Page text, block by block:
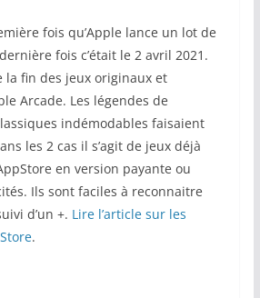
fois qu’Apple lance un lot de
fois c’était le 2 avril 2021.
la fin des jeux originaux et
Arcade. Les légendes de
indémodables faisaient
les 2 cas il s’agit de jeux déjà
en version payante ou
Ils sont faciles à reconnaitre
d’un +. Lire l’article sur les
.